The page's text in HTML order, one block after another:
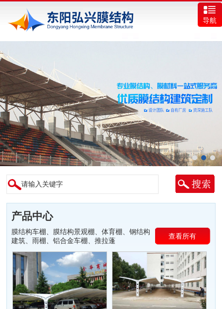
导航
产品中心
膜结构车棚、膜结构景观棚、体育棚、钢结构
建筑、雨棚、铝合金车棚、推拉蓬
查看所有